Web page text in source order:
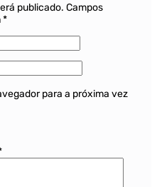
publicado. Campos
*
para a próxima vez